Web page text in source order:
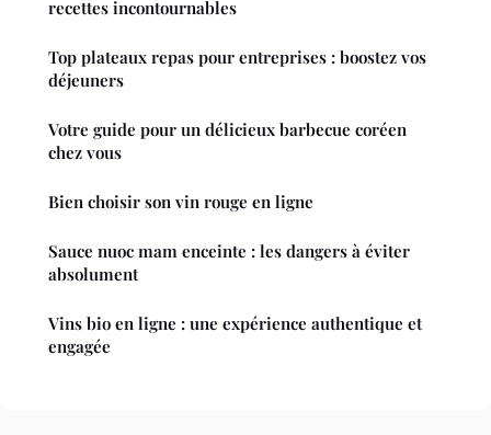
recettes incontournables
Top plateaux repas pour entreprises : boostez vos
déjeuners
Votre guide pour un délicieux barbecue coréen
chez vous
Bien choisir son vin rouge en ligne
Sauce nuoc mam enceinte : les dangers à éviter
absolument
Vins bio en ligne : une expérience authentique et
engagée